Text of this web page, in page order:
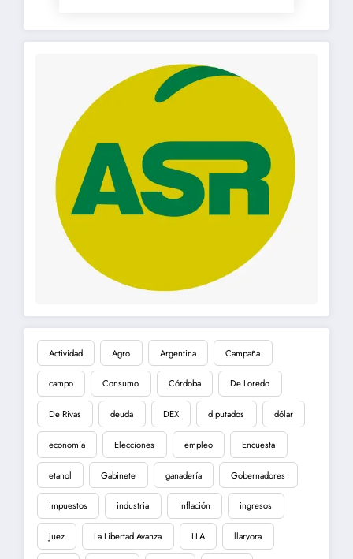
Actividad Agro Argentina Campaña
campo Consumo Córdoba De Loredo
De Rivas deuda DEX diputados dólar
economía Elecciones empleo Encuesta
etanol Gabinete ganadería Gobernadores
impuestos industria inflación ingresos
Juez La Libertad Avanza LLA llaryora